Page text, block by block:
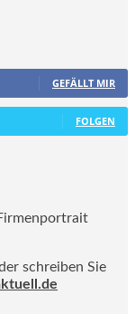
GEFÄLLT MIR
FOLGEN
schreiben Sie